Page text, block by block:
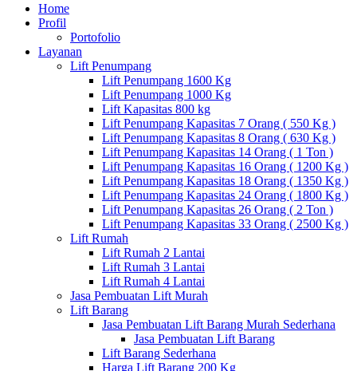
Home
Profil
Portofolio
Layanan
Lift Penumpang
Lift Penumpang 1600 Kg
Lift Penumpang 1000 Kg
Lift Kapasitas 800 kg
Lift Penumpang Kapasitas 7 Orang ( 550 Kg )
Lift Penumpang Kapasitas 8 Orang ( 630 Kg )
Lift Penumpang Kapasitas 14 Orang ( 1 Ton )
Lift Penumpang Kapasitas 16 Orang ( 1200 Kg )
Lift Penumpang Kapasitas 18 Orang ( 1350 Kg )
Lift Penumpang Kapasitas 24 Orang ( 1800 Kg )
Lift Penumpang Kapasitas 26 Orang ( 2 Ton )
Lift Penumpang Kapasitas 33 Orang ( 2500 Kg )
Lift Rumah
Lift Rumah 2 Lantai
Lift Rumah 3 Lantai
Lift Rumah 4 Lantai
Jasa Pembuatan Lift Murah
Lift Barang
Jasa Pembuatan Lift Barang Murah Sederhana
Jasa Pembuatan Lift Barang
Lift Barang Sederhana
Harga Lift Barang 200 Kg